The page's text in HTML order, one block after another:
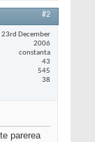
#2
23rd December
2006
constanta
43
545
38
parerea